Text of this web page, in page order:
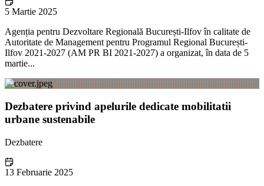
5 Martie 2025
Agenția pentru Dezvoltare Regională București-Ilfov în calitate de
Autoritate de Management pentru Programul Regional București-
Ilfov 2021-2027 (AM PR BI 2021-2027) a organizat, în data de 5
martie...
Dezbatere privind apelurile dedicate mobilitatii
urbane sustenabile
Dezbatere
13 Februarie 2025